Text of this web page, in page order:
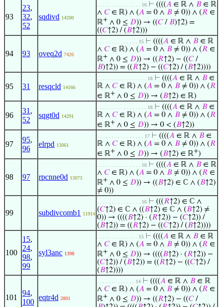
93
23,
32,
52
sqdivd 14200
. . . . . . . . . . . . . . . 16 ⊢ ((((𝐴 ∈ ℝ ∧ 𝐵 ∈ ℝ
∧ 𝐶∈ ℝ) ∧ (𝐴 = 0 ∧ 𝐵 ≠ 0)) ∧ (𝑅 ∈
ℝ+ ∧ 0 ≤ 𝐷)) → ((𝐶/ 𝐵)↑2) =
((𝐶↑2) / (𝐵↑2)))
94 93 oveq2d 7426
. . . . . . . . . . . . . . 15 ⊢ ((((𝐴 ∈ ℝ ∧ 𝐵 ∈ ℝ
∧ 𝐶∈ ℝ) ∧ (𝐴 = 0 ∧ 𝐵 ≠ 0)) ∧ (𝑅 ∈
ℝ+ ∧ 0 ≤ 𝐷)) → ((𝑅↑2) − ((𝐶/
𝐵)↑2)) = ((𝑅↑2) − ((𝐶↑2) / (𝐵↑2))))
95 31 resqcld 14166
. . . . . . . . . . . . . . . . . 18 ⊢ ((((𝐴 ∈ ℝ ∧ 𝐵 ∈
ℝ ∧ 𝐶∈ ℝ) ∧ (𝐴 = 0 ∧ 𝐵 ≠ 0)) ∧ (𝑅
∈ ℝ+ ∧ 0 ≤ 𝐷)) → (𝐵↑2) ∈ ℝ)
96
31 ,
52
sqgt0d 14291
. . . . . . . . . . . . . . . . . 18 ⊢ ((((𝐴 ∈ ℝ ∧ 𝐵 ∈
ℝ ∧ 𝐶∈ ℝ) ∧ (𝐴 = 0 ∧ 𝐵 ≠ 0)) ∧ (𝑅
∈ ℝ+ ∧ 0 ≤ 𝐷)) → 0 < (𝐵↑2))
97
95,
96
elrpd 13061
. . . . . . . . . . . . . . . . 17 ⊢ ((((𝐴 ∈ ℝ ∧ 𝐵 ∈
ℝ ∧ 𝐶∈ ℝ) ∧ (𝐴 = 0 ∧ 𝐵 ≠ 0)) ∧ (𝑅
∈ ℝ+ ∧ 0 ≤ 𝐷)) → (𝐵↑2) ∈ ℝ+)
98 97 rpcnne0d 13073
. . . . . . . . . . . . . . . 16 ⊢ ((((𝐴 ∈ ℝ ∧ 𝐵 ∈ ℝ
∧ 𝐶∈ ℝ) ∧ (𝐴 = 0 ∧ 𝐵 ≠ 0)) ∧ (𝑅 ∈
ℝ+ ∧ 0 ≤ 𝐷)) → ((𝐵↑2) ∈ ℂ ∧ (𝐵↑2)
≠ 0))
99 subdivcomb1 11914
. . . . . . . . . . . . . . . 16 ⊢ (((𝑅↑2) ∈ ℂ ∧
(𝐶↑2) ∈ ℂ ∧ ((𝐵↑2) ∈ ℂ ∧ (𝐵↑2) ≠
0)) → ((((𝐵↑2) · (𝑅↑2)) − (𝐶↑2)) /
(𝐵↑2)) = ((𝑅↑2) − ((𝐶↑2) / (𝐵↑2))))
100
15,
24,
98,
99
syl3anc 1398
. . . . . . . . . . . . . . 15 ⊢ ((((𝐴 ∈ ℝ ∧ 𝐵 ∈ ℝ
∧ 𝐶∈ ℝ) ∧ (𝐴 = 0 ∧ 𝐵 ≠ 0)) ∧ (𝑅 ∈
ℝ+ ∧ 0 ≤ 𝐷)) → ((((𝐵↑2) · (𝑅↑2)) −
(𝐶↑2)) / (𝐵↑2)) = ((𝑅↑2) − ((𝐶↑2) /
(𝐵↑2))))
101
94,
100
eqtr4d 2801
. . . . . . . . . . . . . 14 ⊢ ((((𝐴 ∈ ℝ ∧ 𝐵 ∈ ℝ
∧ 𝐶∈ ℝ) ∧ (𝐴 = 0 ∧ 𝐵 ≠ 0)) ∧ (𝑅 ∈
ℝ+ ∧ 0 ≤ 𝐷)) → ((𝑅↑2) − ((𝐶/